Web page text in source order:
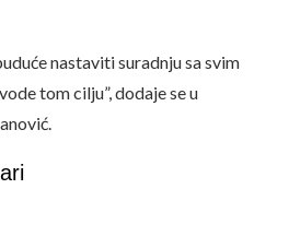
nastaviti suradnju sa svim
tom cilju”, dodaje se u